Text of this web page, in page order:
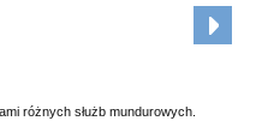
różnych służb mundurowych.